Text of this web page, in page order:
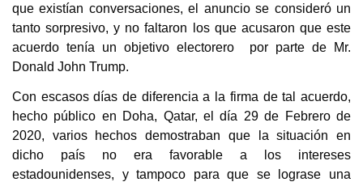
que existían conversaciones, el anuncio se consideró un
tanto sorpresivo, y no faltaron los que acusaron que este
acuerdo tenía un objetivo electorero por parte de Mr.
Donald John Trump.
Con escasos días de diferencia a la firma de tal acuerdo,
hecho público en Doha, Qatar, el día 29 de Febrero de
2020, varios hechos demostraban que la situación en
dicho país no era favorable a los intereses
estadounidenses, y tampoco para que se lograse una